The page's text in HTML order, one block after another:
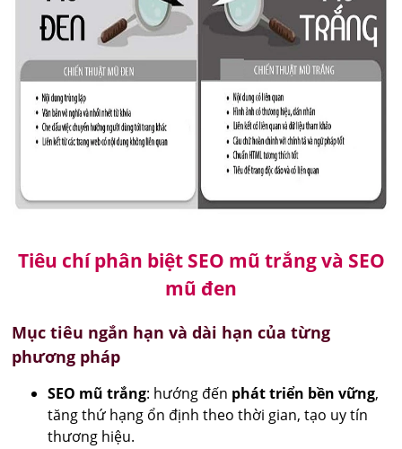
Tiêu chí phân biệt SEO mũ trắng và SEO
mũ đen
Mục tiêu ngắn hạn và dài hạn của từng
phương pháp
SEO mũ trắng: hướng đến phát triển bền vững,
tăng thứ hạng ổn định theo thời gian, tạo uy tín
thương hiệu.